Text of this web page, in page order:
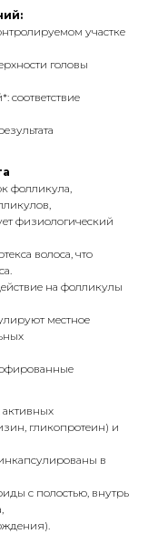
участке
головы
соответствие
фолликула,
физиологический
волоса, что
на фолликулы
местное
активных
гликопротеин) и
в
с полостью, внутрь